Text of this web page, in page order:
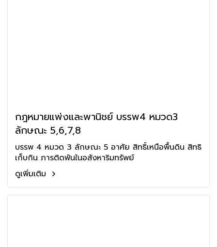
กฎหมายแพ่งและพานิชย์ บรรพ4 หมวด3
ลักษณะ 5,6,7,8
บรรพ 4 หมวด 3 ลักษณะ 5 อาศัย สิทธิ์เหนือพื้นดิน สิทธิ
เก็บกิน ภารติดพันในอสังหาริมทรัพย์
ดูเพิ่มเติม